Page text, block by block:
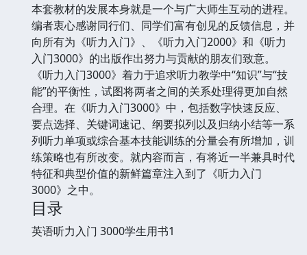
本套教材的发展本身就是一个与广大师生互动的进程。
编者衷心感谢同行们、同学们富有创见的反馈信息，并
向所有为《听力入门》、《听力入门2000》和《听力
入门3000》的出版作出努力与贡献的朋友们致意。
《听力入门3000》着力于追求听力教学中“知识”与“技
能”的平衡性，试图将两者之间的关系处理得更加自然
合理。在《听力入门3000》中，包括数字快速反应、
要点选择、关键词速记、纲要拟列以及归纳小结等一系
列听力单项或综合基本技能训练的分量会有所增加，训
练策略也有所改变。就内容而言，有将近一半兼具时代
特征和典型价值的新鲜篇章注入到了《听力入门
3000》之中。
目录
英语听力入门 3000学生用书1